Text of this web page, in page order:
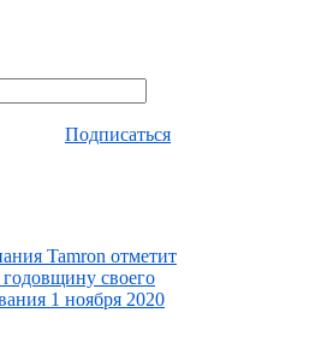
Подписаться
Tamron отметит
своего
1 ноября 2020